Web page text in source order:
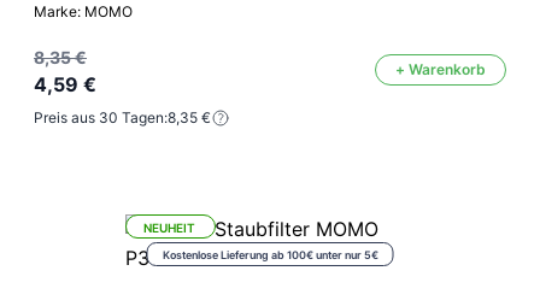
Marke: MOMO
8,35 €
4,59 €
+ Warenkorb
Preis aus 30 Tagen:8,35 €
Kostenlose Lieferung ab 100€ unter nur 5€
NEUHEIT